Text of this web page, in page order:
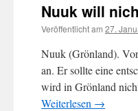
Nuuk will
Veröffentlicht am 27.
Nuuk (Grönland).
an. Er sollte eine
wird in Grönland
Weiterlesen →